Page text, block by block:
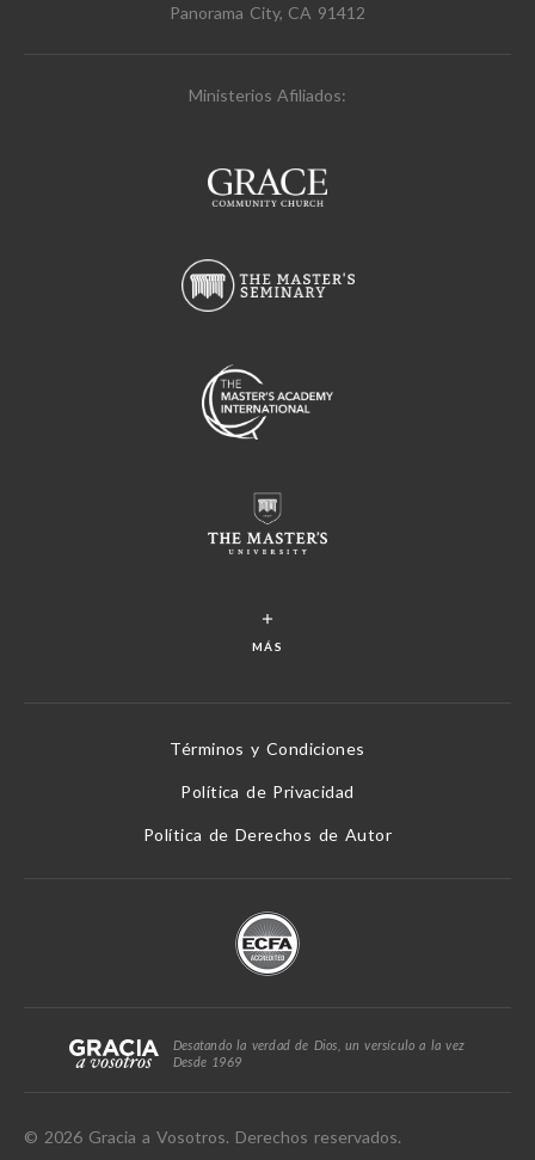
Panorama City, CA 91412
Ministerios Afiliados:
MÁS
Términos y Condiciones
Política de Privacidad
Política de Derechos de Autor
Desatando la verdad de Dios, un versículo a la vez
Desde 1969
© 2026 Gracia a Vosotros. Derechos reservados.